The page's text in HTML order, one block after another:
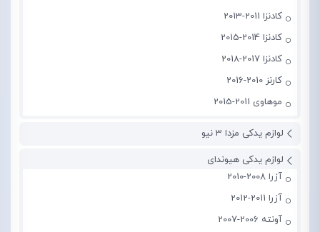
کادنزا 2011-2013
کادنزا 2014-2015
کادنزا 2017-2018
کارنز 2010-2016
موهاوی 2011-2015
لوازم یدکی مزدا 3 نیو
لوازم یدکی هیوندای
آزرا 2008-2010
آزرا 2011-2012
آونته 2006-2007